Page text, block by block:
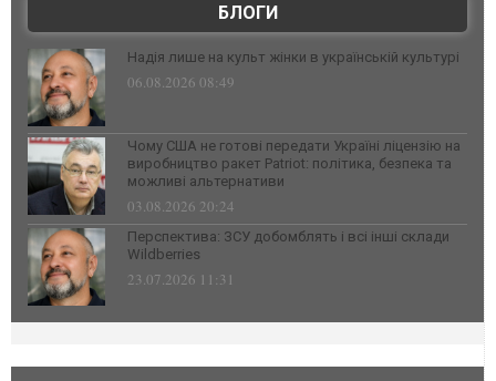
БЛОГИ
Надія лише на культ жінки в українській культурі
06.08.2026 08:49
Чому США не готові передати Україні ліцензію на
виробництво ракет Patriot: політика, безпека та
можливі альтернативи
03.08.2026 20:24
Перспектива: ЗСУ добомблять і всі інші склади
Wildberries
23.07.2026 11:31